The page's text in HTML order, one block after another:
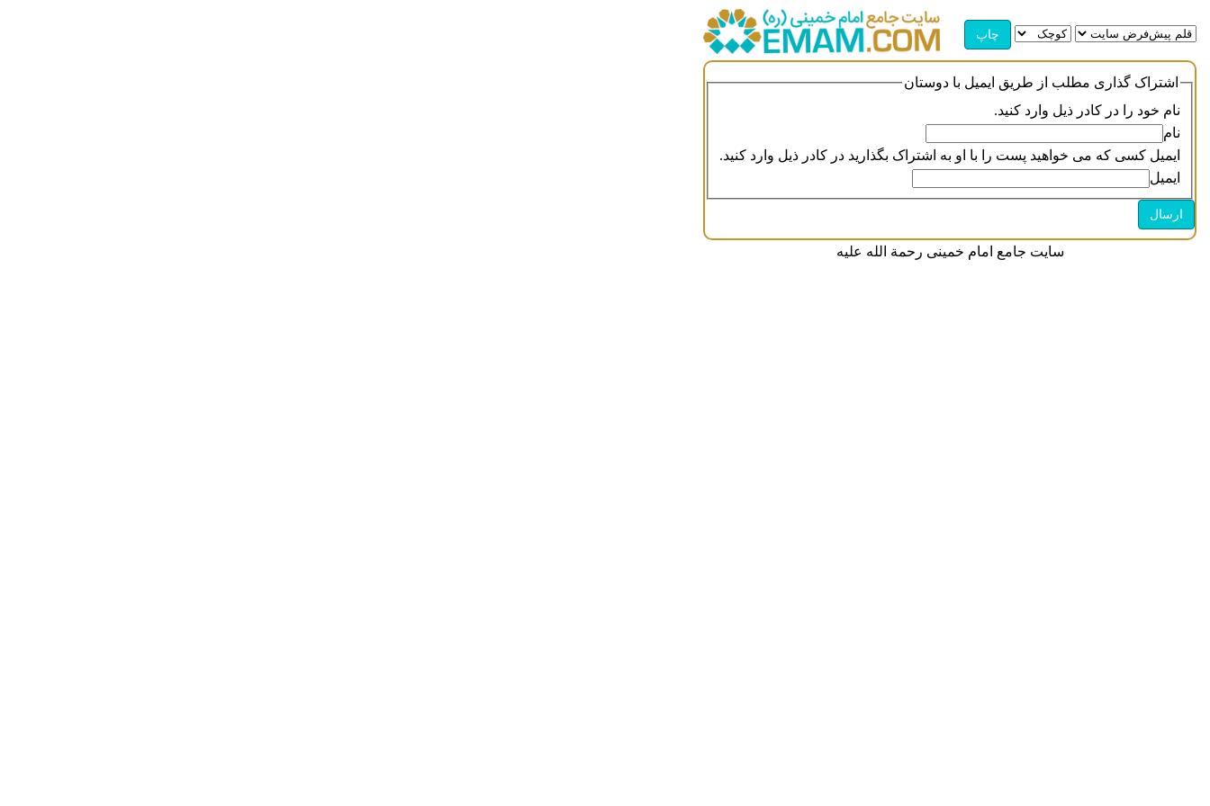
اشتراک گذاری مطلب از طریق ایمیل با دوستان
نام خود را در کادر ذیل وارد کنید.
نام
ایمیل کسی که می خواهید پست را با او به اشتراک بگذارید در کادر ذیل وارد کنید.
ایمیل
سایت جامع امام خمینی رحمة الله علیه